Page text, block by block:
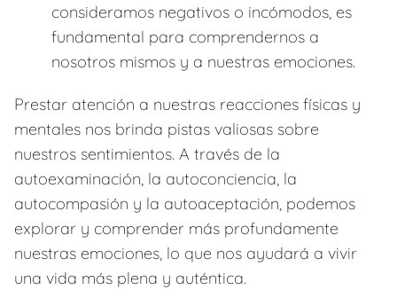
consideramos negativos o incómodos, es
fundamental para comprendernos a
nosotros mismos y a nuestras emociones.
Prestar atención a nuestras reacciones físicas y
mentales nos brinda pistas valiosas sobre
nuestros sentimientos. A través de la
autoexaminación, la autoconciencia, la
autocompasión y la autoaceptación, podemos
explorar y comprender más profundamente
nuestras emociones, lo que nos ayudará a vivir
una vida más plena y auténtica.